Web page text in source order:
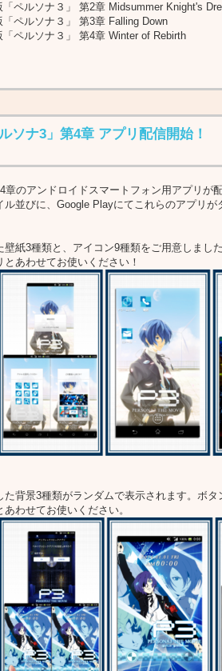
ペルソナ３」 第2章 Midsummer Knight's
ペルソナ３」 第3章 Falling Down
ペルソナ３」 第4章 Winter of Rebirth
ソナ3」第4章 アプリ配信開始！
章のアンドロイドスマートフォン用アプリが
並びに、Google Playにてこれらのアプリが
壁紙3種類と、アイコン9種類をご用意しまし
あわせてお使いください！
た背景3種類がランダムで表示されます。ボ
わせてお使いください。